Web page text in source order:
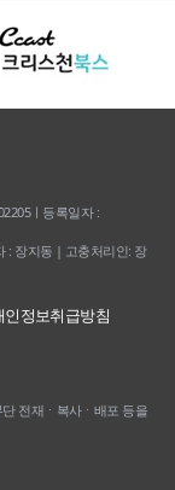
ㅣ등록일자 :
: 장지동 | 고충처리인: 장
인정보취급방침
전재ㆍ복사ㆍ배포 등을